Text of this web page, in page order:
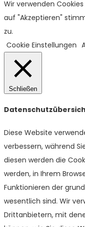
Wir verwenden
auf "Akzeptieren"
zu.
Cookie Einstellungen
Schließen
Diese Website
verbessern, während
diesen werden die
werden, in Ihrem
Funktionieren der
wesentlich sind. Wir
Drittanbietern, mit